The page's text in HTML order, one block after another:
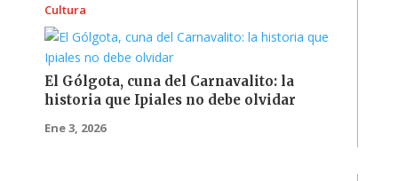
Cultura
El Gólgota, cuna del Carnavalito: la
historia que Ipiales no debe olvidar
Ene 3, 2026